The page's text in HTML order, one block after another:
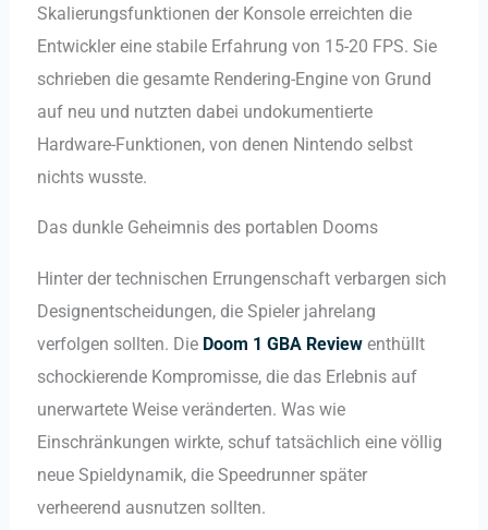
Skalierungsfunktionen der Konsole erreichten die
Entwickler eine stabile Erfahrung von 15-20 FPS. Sie
schrieben die gesamte Rendering-Engine von Grund
auf neu und nutzten dabei undokumentierte
Hardware-Funktionen, von denen Nintendo selbst
nichts wusste.
Das dunkle Geheimnis des portablen Dooms
Hinter der technischen Errungenschaft verbargen sich
Designentscheidungen, die Spieler jahrelang
verfolgen sollten. Die Doom 1 GBA Reviewenthüllt
schockierende Kompromisse, die das Erlebnis auf
unerwartete Weise veränderten. Was wie
Einschränkungen wirkte, schuf tatsächlich eine völlig
neue Spieldynamik, die Speedrunner später
verheerend ausnutzen sollten.